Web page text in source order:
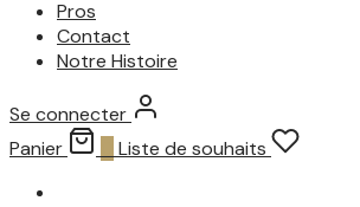
Pros
Contact
Notre Histoire
Se connecter
Panier
Liste de souhaits